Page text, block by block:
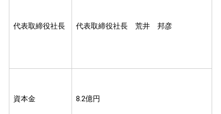
代表取締役社長 代表取締役社長 荒井 邦彦
資本金 8.2億円